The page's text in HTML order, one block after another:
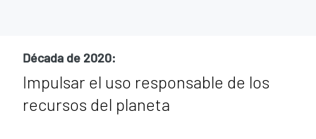
Década de 2020:
Impulsar el uso responsable de los
recursos del planeta